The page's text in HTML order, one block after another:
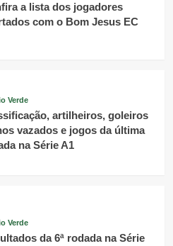
a lista dos jogadores
com o Bom Jesus EC
Verde
artilheiros, goleiros
vazados e jogos da última
na Série A1
Verde
da 6ª rodada na Série